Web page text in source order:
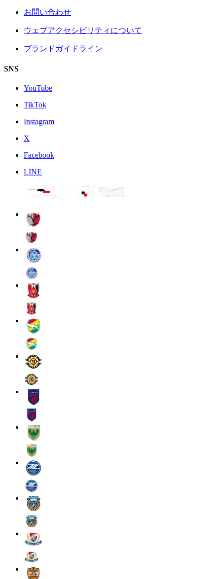
お問い合わせ
ウェブアクセシビリティについて
ブランドガイドライン
SNS
YouTube
TikTok
Instagram
X
Facebook
LINE